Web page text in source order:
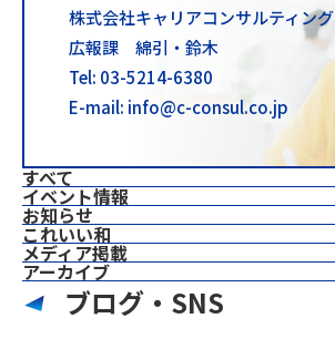
すべて
イベント情報
お知らせ
これいい和
⁨⁩メディア掲載
アーカイブ
株式会社キャリアコンサルティング
広報課 綿引・鈴木
Tel: 03-5214-6380
E-mail: info@c-consul.co.jp
ブログ・SNS